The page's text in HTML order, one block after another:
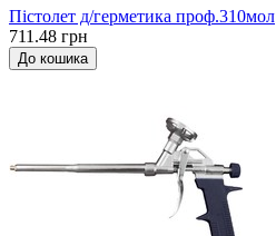
Пістолет д/герметика проф.310мол
711.48 грн
До кошика